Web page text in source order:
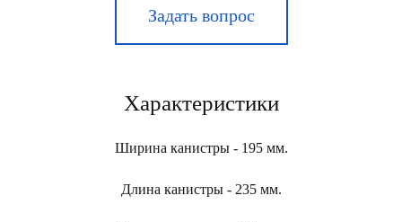
Задать вопрос
Характеристики
Ширина канистры - 195 мм.
Длина канистры - 235 мм.